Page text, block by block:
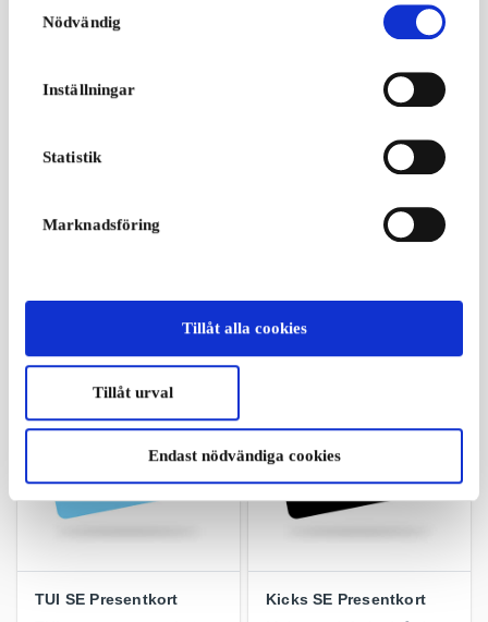
använder cookies behandlar vi kort din IP-adress. IP-
adressen kan delas med våra sociala mediepartners,
användning av cookies och behandlingen av din personliga
Nödvändig
Inställningar
Statistik
Marknadsföring
Tillåt alla cookies
Tillåt urval
Endast nödvändiga cookies
Shopping som passar alla
Stadium SE Presentkort
Ge bort ett presentkort till
TUI SE Presentkort
Kicks SE Presentkort